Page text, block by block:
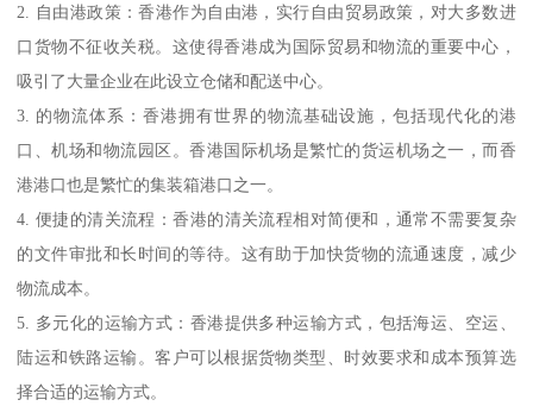
2. 自由港政策：香港作为自由港，实行自由贸易政策，对大多数进
口货物不征收关税。这使得香港成为国际贸易和物流的重要中心，
吸引了大量企业在此设立仓储和配送中心。
3. 的物流体系：香港拥有世界的物流基础设施，包括现代化的港
口、机场和物流园区。香港国际机场是繁忙的货运机场之一，而香
港港口也是繁忙的集装箱港口之一。
4. 便捷的清关流程：香港的清关流程相对简便和，通常不需要复杂
的文件审批和长时间的等待。这有助于加快货物的流通速度，减少
物流成本。
5. 多元化的运输方式：香港提供多种运输方式，包括海运、空运、
陆运和铁路运输。客户可以根据货物类型、时效要求和成本预算选
择合适的运输方式。